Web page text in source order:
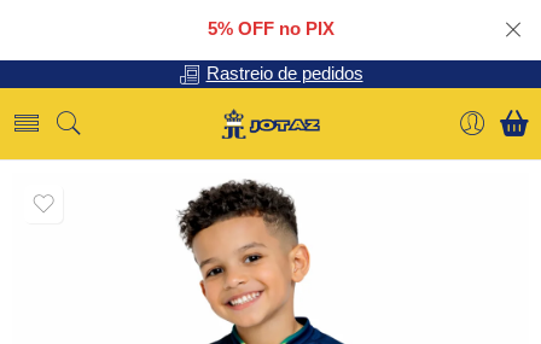
5% OFF no PIX
Rastreio de pedidos